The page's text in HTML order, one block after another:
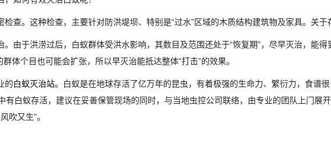
查。这种检查，主要针对防洪堤坝、特别是“过水”区域的木质结构建筑物及家具。关于
由于洪涝过后，白蚁群体受洪水影响，其数目及范围还处于“恢复期”，尽早灭治，能
群体个目也可能会扩张，所以早灭治能抵达整体“打击”的效果。
的白蚁灭治站。白蚁是在地球存活了亿万年的昆虫，有着极强的生命力、繁衍力，食谱
有白蚁存活，建议在妥善保管现场的同时，与当地虫控公司联络，由专业的团队上门展
吹又生”。